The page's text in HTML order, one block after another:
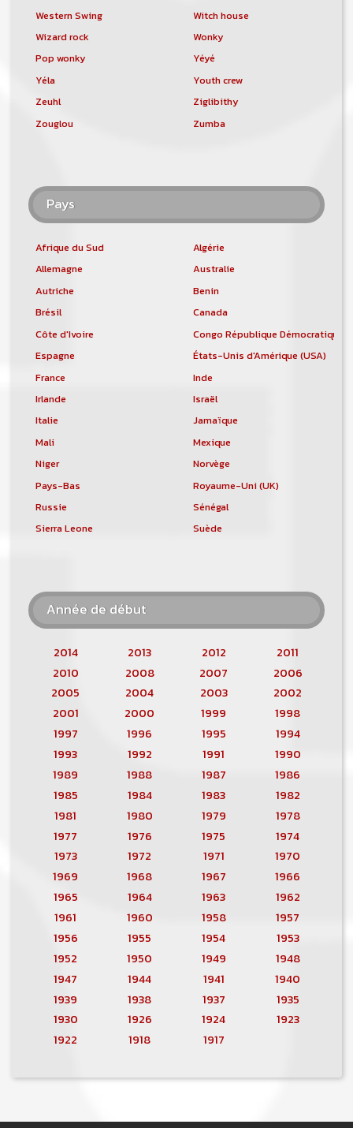
Western Swing
Witch house
Wizard rock
Wonky
Pop wonky
Yéyé
Yéla
Youth crew
Zeuhl
Ziglibithy
Zouglou
Zumba
Pays
Afrique du Sud
Algérie
Allemagne
Australie
Autriche
Benin
Brésil
Canada
Côte d'Ivoire
Congo République Démocratique
Espagne
États-Unis d'Amérique (USA)
France
Inde
Irlande
Israël
Italie
Jamaïque
Mali
Mexique
Niger
Norvège
Pays-Bas
Royaume-Uni (UK)
Russie
Sénégal
Sierra Leone
Suède
Année de début
2014 2013 2012
2011
2010
2008 2007
2006
2005
2004 2003
2002
2001
2000 1999
1998
1997
1996 1995
1994
1993
1992 1991
1990
1989
1988 1987
1986
1985
1984 1983
1982
1981
1980 1979
1978
1977
1976 1975
1974
1973
1972 1971
1970
1969
1968 1967
1966
1965
1964 1963
1962
1961
1960 1958
1957
1956
1955 1954
1953
1952
1950 1949
1948
1947
1944 1941
1940
1939
1938 1937
1935
1930
1926 1924
1923
1922
1918 1917